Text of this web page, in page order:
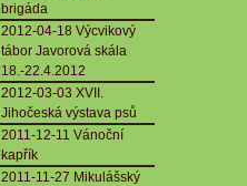
brigáda
2012-04-18 Výcvikový
tábor Javorová skála
18.-22.4.2012
2012-03-03 XVII.
Jihočeská výstava psů
2011-12-11 Vánoční
kapřík
2011-11-27 Mikulášský